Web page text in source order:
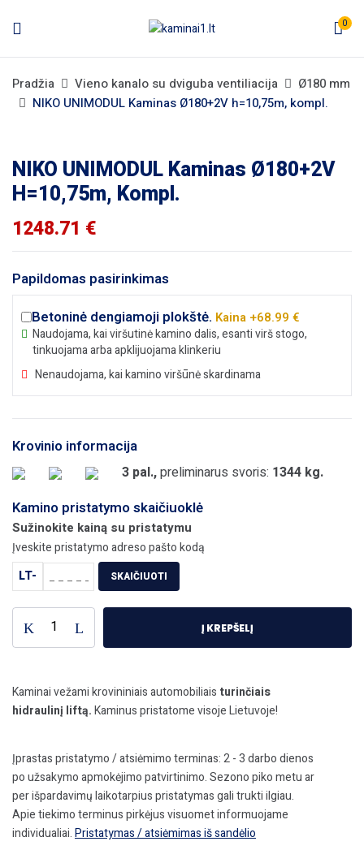
0
Pradžia Vieno kanalo su dviguba ventiliacija
Ø180 mm
NIKO UNIMODUL Kaminas Ø180+2V h=10,75m, kompl.
NIKO UNIMODUL Kaminas Ø180+2V
H=10,75m, Kompl.
1248.71 €
Papildomas pasirinkimas
Betoninė dengiamoji plokštė. Kaina +68.99 €
Naudojama, kai viršutinė kamino dalis, esanti virš stogo,
tinkuojama arba apklijuojama klinkeriu
Nenaudojama, kai kamino viršūnė skardinama
Krovinio informacija
3 pal.,preliminarus svoris: 1344 kg.
Kamino pristatymo skaičiuoklė
Sužinokite kainą su pristatymu
Įveskite pristatymo adreso pašto kodą
LT-
SKAIČIUOTI
kiekis:
Kaminas
Ø180+2V
Į KREPŠELĮ
Kaminai vežami krovininiais automobiliais turinčiais
hidraulinį liftą.Kaminus pristatome visoje Lietuvoje!
Įprastas pristatymo / atsiėmimo terminas: 2 - 3 darbo dienos
po užsakymo apmokėjimo patvirtinimo. Sezono piko metu ar
per išpardavimų laikotarpius pristatymas gali trukti ilgiau.
Apie tiekimo terminus pirkėjus visuomet informuojame
individualiai.Pristatymas / atsiėmimas iš sandėlio